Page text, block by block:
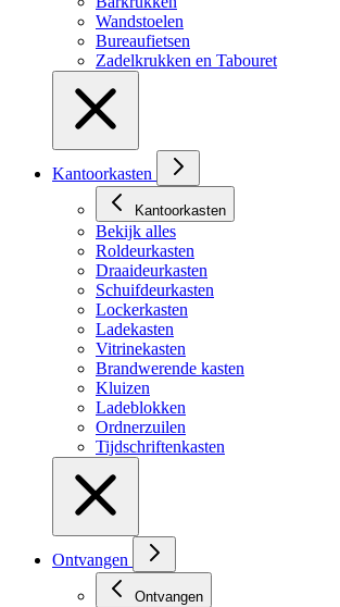
Wandstoelen
Bureaufietsen
Zadelkrukken en Tabouret
Kantoorkasten
Kantoorkasten
Bekijk alles
Roldeurkasten
Draaideurkasten
Schuifdeurkasten
Lockerkasten
Ladekasten
Vitrinekasten
Brandwerende kasten
Kluizen
Ladeblokken
Ordnerzuilen
Tijdschriftenkasten
Ontvangen
Ontvangen